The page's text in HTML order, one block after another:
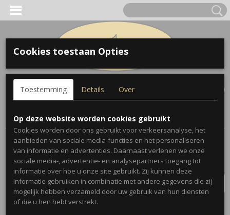
Inloggen Registreren
(0)
Home >Trombones>Conn> Conn 6H Trombone 1960
VERKOCHT
Cookies toestaan Opties
Toestemming Details Over
Op deze website worden cookies gebruikt
Cookies worden door ons gebruikt voor verkeersanalyse, het
aanbieden van sociale media-functies en het personaliseren
van informatie en advertenties. Daarnaast verlenen we onze
sociale media-, advertentie- en analysepartners toegang tot
informatie over hoe u onze site gebruikt. Zij kunnen deze
informatie gebruiken in combinatie met andere gegevens die zij
mogelijk hebben verzameld door uw gebruik van hun diensten
of die u hen hebt verstrekt.